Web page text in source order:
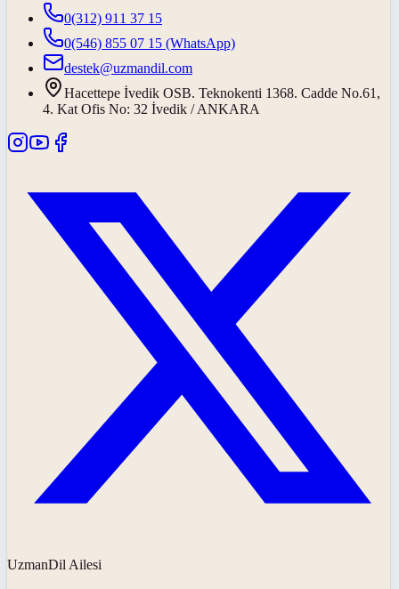
0(312) 911 37 15
0(546) 855 07 15 (WhatsApp)
destek@uzmandil.com
Hacettepe İvedik OSB. Teknokenti 1368. Cadde No.61,
4. Kat Ofis No: 32 İvedik / ANKARA
UzmanDil Ailesi